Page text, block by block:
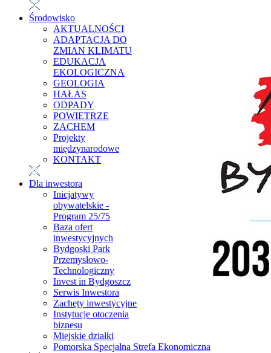
Środowisko
AKTUALNOŚCI
ADAPTACJA DO
ZMIAN KLIMATU
EDUKACJA
EKOLOGICZNA
GEOLOGIA
HAŁAS
ODPADY
POWIETRZE
ZACHEM
Projekty
międzynarodowe
KONTAKT
Dla inwestora
Inicjatywy
obywatelskie -
Program 25/75
Baza ofert
inwestycyjnych
Bydgoski Park
Przemysłowo-
Technologiczny
Invest in Bydgoszcz
Serwis Inwestora
Zachęty inwestycyjne
Instytucje otoczenia
biznesu
Miejskie działki
Pomorska Specjalna Strefa Ekonomiczna